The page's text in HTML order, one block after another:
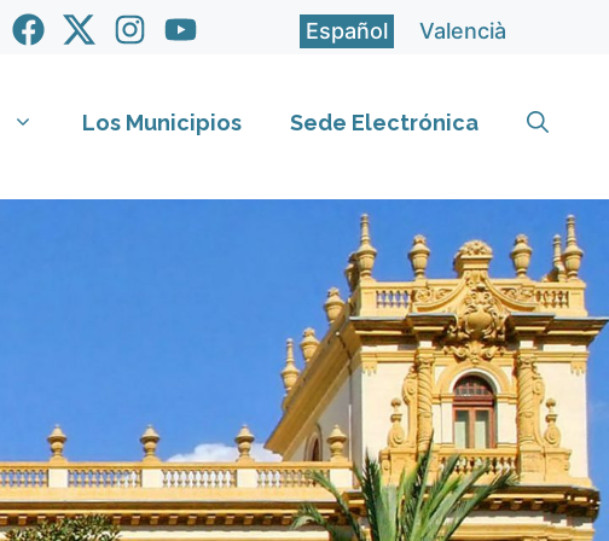
Español Valencià
Los Municipios Sede Electrónica